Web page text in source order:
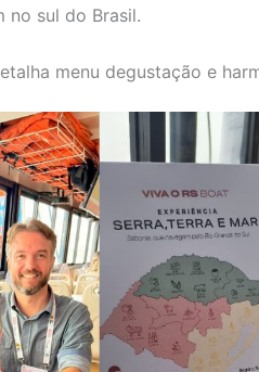
no sul do Brasil.
menu degustação e